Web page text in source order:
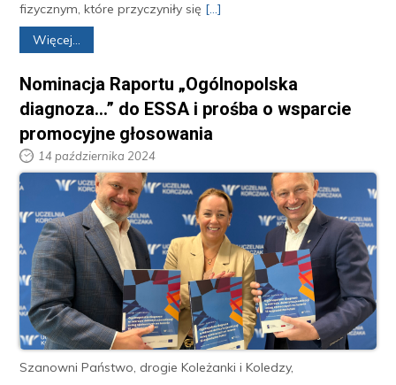
fizycznym, które przyczyniły się [...]
Więcej...
Nominacja Raportu „Ogólnopolska
diagnoza…” do ESSA i prośba o wsparcie
promocyjne głosowania
14 października 2024
Szanowni Państwo, drogie Koleżanki i Koledzy,